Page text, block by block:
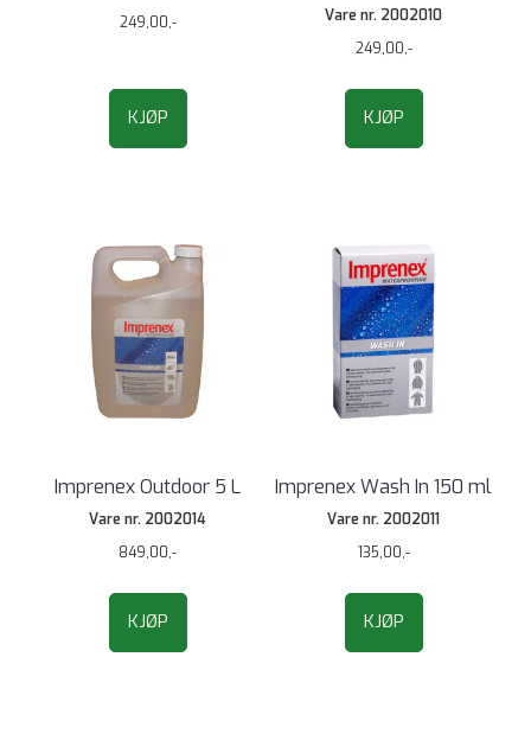
249,00,-
KJØP
Vare nr. 2002010
249,00,-
KJØP
Imprenex Outdoor 5 L
Vare nr. 2002014
849,00,-
KJØP
Imprenex Wash In 150 ml
Vare nr. 2002011
135,00,-
KJØP